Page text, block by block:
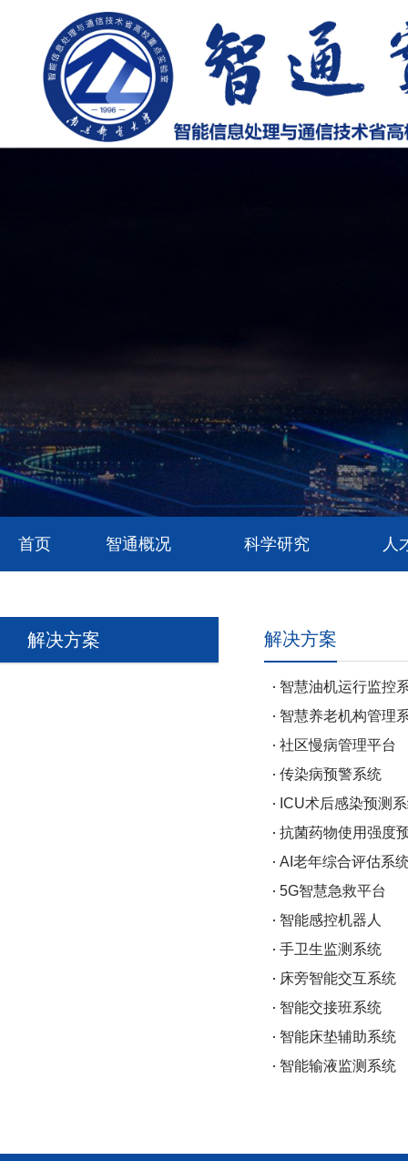
首页 智通概况 科学研究 人
解决方案 解决方案
智慧油机运行监控
智慧养老机构管理
社区慢病管理平台
传染病预警系统
ICU术后感染预测
抗菌药物使用强度
AI老年综合评估系
5G智慧急救平台
智能感控机器人
手卫生监测系统
床旁智能交互系统
智能交接班系统
智能床垫辅助系统
智能输液监测系统